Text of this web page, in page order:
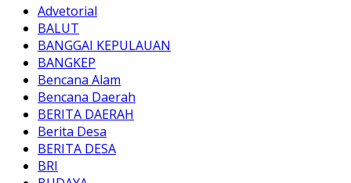
Advetorial
BALUT
BANGGAI KEPULAUAN
BANGKEP
Bencana Alam
Bencana Daerah
BERITA DAERAH
Berita Desa
BERITA DESA
BRI